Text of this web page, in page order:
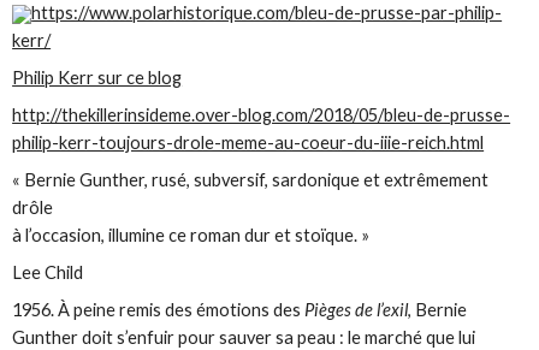
https://www.polarhistorique.com/bleu-de-prusse-par-philip-
kerr/
Philip Kerr sur ce blog
http://thekillerinsideme.over-blog.com/2018/05/bleu-de-prusse-
philip-kerr-toujours-drole-meme-au-coeur-du-iiie-reich.html
« Bernie Gunther, rusé, subversif, sardonique et extrêmement
drôle
à l’occasion, illumine ce roman dur et stoïque. »
Lee Child
1956. À peine remis des émotions des Pièges de l’exil, Bernie
Gunther doit s’enfuir pour sauver sa peau : le marché que lui